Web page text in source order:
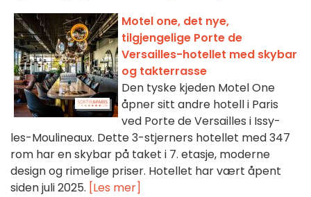
Motel one, det nye,
tilgjengelige Porte de
Versailles-hotellet med skybar
og takterrasse
Den tyske kjeden Motel One
åpner sitt andre hotell i Paris
ved Porte de Versailles i Issy-
les-Moulineaux. Dette 3-stjerners hotellet med 347
rom har en skybar på taket i 7. etasje, moderne
design og rimelige priser. Hotellet har vært åpent
siden juli 2025. [Les mer]